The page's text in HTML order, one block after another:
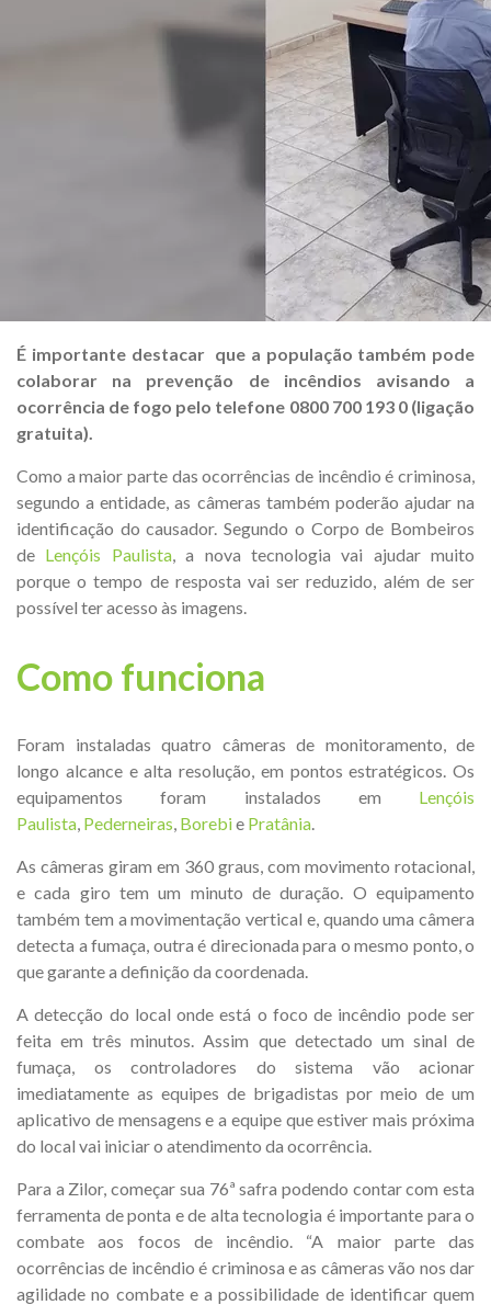
É importante destacar que a população também pode
colaborar na prevenção de incêndios avisando a
ocorrência de fogo pelo telefone 0800 700 193 0 (ligação
gratuita).
Como a maior parte das ocorrências de incêndio é criminosa,
segundo a entidade, as câmeras também poderão ajudar na
identificação do causador.Segundo o Corpo de Bombeiros
de Lençóis Paulista, a nova tecnologia vai ajudar muito
porque o tempo de resposta vai ser reduzido, além de ser
possível ter acesso às imagens.
Como funciona
Foram instaladas quatro câmeras de monitoramento, de
longo alcance e alta resolução, em pontos estratégicos. Os
equipamentos foram instalados em Lençóis
Paulista, Pederneiras, Borebie Pratânia.
As câmeras giram em 360 graus, com movimento rotacional,
e cada giro tem um minuto de duração. O equipamento
também tem a movimentação vertical e, quando uma câmera
detecta a fumaça, outra é direcionada para o mesmo ponto, o
que garante a definição da coordenada.
A detecção do local onde está o foco de incêndio pode ser
feita em três minutos. Assim que detectado um sinal de
fumaça, os controladores do sistema vão acionar
imediatamente as equipes de brigadistas por meio de um
aplicativo de mensagens e a equipe que estiver mais próxima
do local vai iniciar o atendimento da ocorrência.
Para a Zilor, começar sua 76ª safra podendo contar com esta
ferramenta de ponta e de alta tecnologia é importante para o
combate aos focos de incêndio. “A maior parte das
ocorrências de incêndio é criminosa e as câmeras vão nos dar
agilidade no combate e a possibilidade de identificar quem